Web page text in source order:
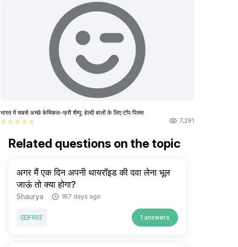
भारत में सबसे अच्छे केमिकल-फ्री शैम्पू: हेल्दी बालों के लिए टॉप पिक्स
star_border star_border star_border star_border star_border 7,291
Related questions on the topic
अगर मैं एक दिन अपनी थायरॉइड की दवा लेना भूल
जाऊं तो क्या होगा?
Shaurya 167 days ago
FREE 1 answers